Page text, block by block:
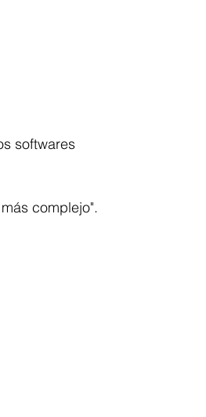
softwares
complejo".